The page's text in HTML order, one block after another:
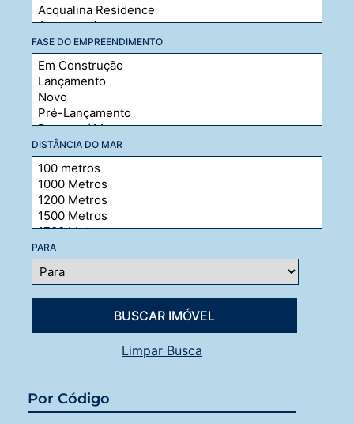
FASE DO EMPREENDIMENTO
DISTÂNCIA DO MAR
PARA
Limpar Busca
Por Código